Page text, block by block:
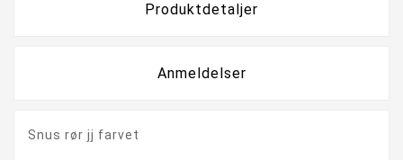
Produktdetaljer
Anmeldelser
Snus rør jj farvet